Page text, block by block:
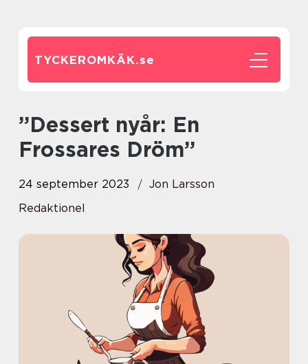
TYCKEROMKÄK.se
”Dessert nyår: En
Frossares Dröm”
24 september 2023
Jon Larsson
Redaktionel